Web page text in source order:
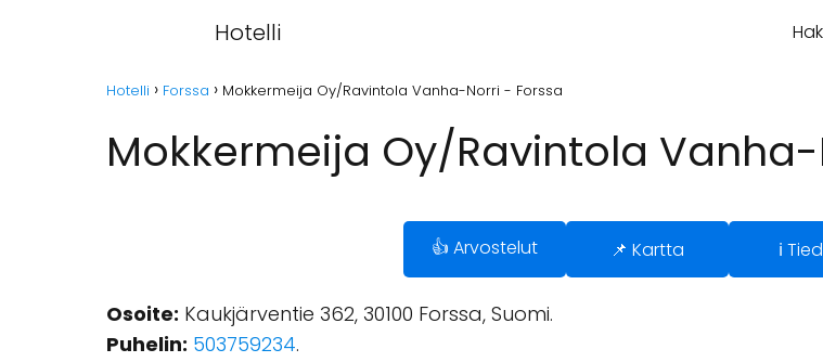
Hotelli
Hotelli Forssa Mokkermeija Oy/Ravintola Vanha-Norri - Forssa
Mokkermeija Oy/Ravintola
👍 Arvostelut 📌 Kartta ℹ️
Osoite: Kaukjärventie 362, 30100 Forssa, Suomi.
Puhelin: 503759234.